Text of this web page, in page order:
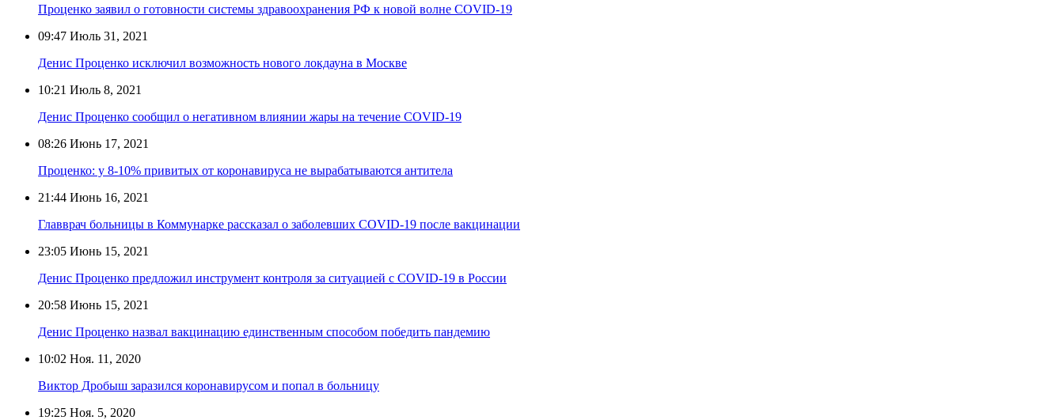
Проценко заявил о готовности системы здравоохранения РФ к новой волне COVID-19
09:47 Июль 31, 2021
Денис Проценко исключил возможность нового локдауна в Москве
10:21 Июль 8, 2021
Денис Проценко сообщил о негативном влиянии жары на течение COVID-19
08:26 Июнь 17, 2021
Проценко: у 8-10% привитых от коронавируса не вырабатываются антитела
21:44 Июнь 16, 2021
Главврач больницы в Коммунарке рассказал о заболевших COVID-19 после вакцинации
23:05 Июнь 15, 2021
Денис Проценко предложил инструмент контроля за ситуацией с COVID-19 в России
20:58 Июнь 15, 2021
Денис Проценко назвал вакцинацию единственным способом победить пандемию
10:02 Ноя. 11, 2020
Виктор Дробыш заразился коронавирусом и попал в больницу
19:25 Ноя. 5, 2020